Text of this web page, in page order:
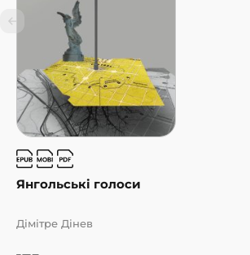
Янгольські голоси
Дімітре Дінев